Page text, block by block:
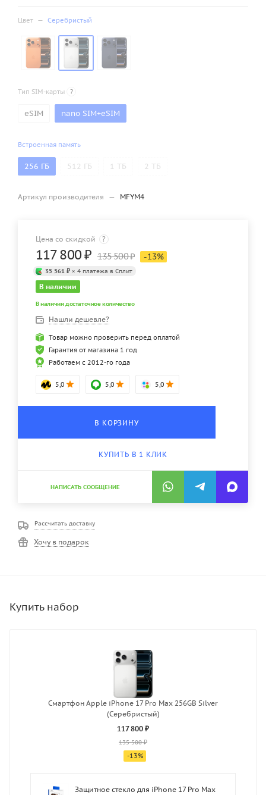
Цвет — Серебристый
Тип SIM-карты ?
eSIM nano SIM+eSIM
Встроенная память
256 ГБ 512 ГБ 1 ТБ 2 ТБ
Артикул производителя — MFYM4
Цена со скидкой ?
117 800₽ 135 500₽ -13%
35 561 ₽ × 4 платежа в Сплит
В наличии
В наличии достаточное количество
Нашли дешевле?
Товар можно проверить перед оплатой
Гарантия от магазина 1 год
Работаем с 2012-го года
5,0 5,0 5,0
В КОРЗИНУ
КУПИТЬ В 1 КЛИК
НАПИСАТЬ СООБЩЕНИЕ
Рассчитать доставку
Хочу в подарок
Смартфон Apple iPhone 17 Pro Max 256GB Silver
(Серебристый)
117 800 ₽
135 500 ₽
-13%
Защитное стекло для iPhone 17 Pro Max